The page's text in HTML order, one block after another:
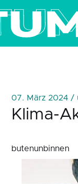
07. März 2024 /
Klima-
butenunbinnen